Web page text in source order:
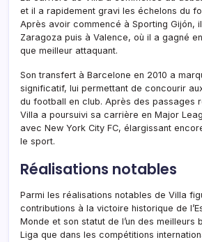
et il a rapidement gravi les échelons du
Après avoir commencé à Sporting Gijón,
Zaragoza puis à Valence, où il a gagné
que meilleur attaquant.
Son transfert à Barcelone en 2010 a
significatif, lui permettant de concourir
du football en club. Après des passages
Villa a poursuivi sa carrière en Major
avec New York City FC, élargissant
le sport.
Réalisations notables
Parmi les réalisations notables de Villa
contributions à la victoire historique de
Monde et son statut de l’un des meilleurs
Liga que dans les compétitions